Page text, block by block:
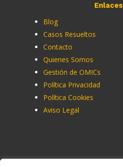
Enlaces
Blog
Casos Resueltos
Contacto
Quienes Somos
Gestión de OMICs
Política Privacidad
Política Cookies
Aviso Legal